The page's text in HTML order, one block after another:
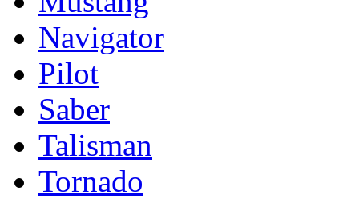
Navigator
Pilot
Saber
Talisman
Tornado